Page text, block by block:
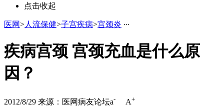
点击收起
医网>人流保健>子宫疾病>宫颈炎 ···
疾病宫颈 宫颈充血是什么原
因？
2012/8/29 来源：医网病友论坛a- A+